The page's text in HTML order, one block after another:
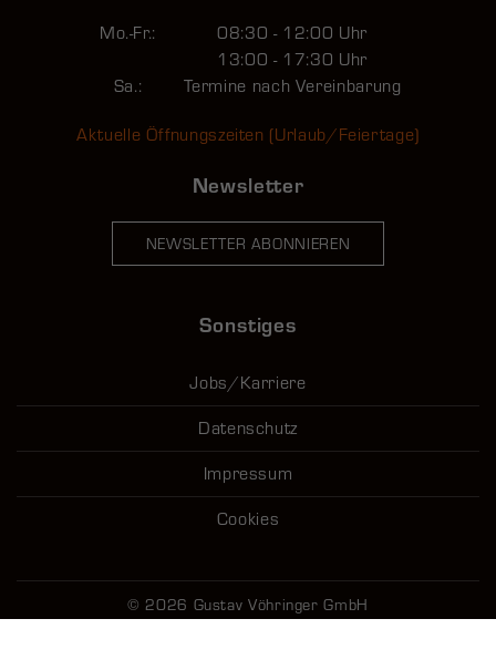
Mo.-Fr.:
08:30 - 12:00 Uhr
13:00 - 17:30 Uhr
Sa.:
Termine nach Vereinbarung
Aktuelle Öffnungszeiten (Urlaub/Feiertage)
Newsletter
NEWSLETTER ABONNIEREN
Sonstiges
Jobs/Karriere
Datenschutz
Impressum
Cookies
© 2026 Gustav Vöhringer GmbH